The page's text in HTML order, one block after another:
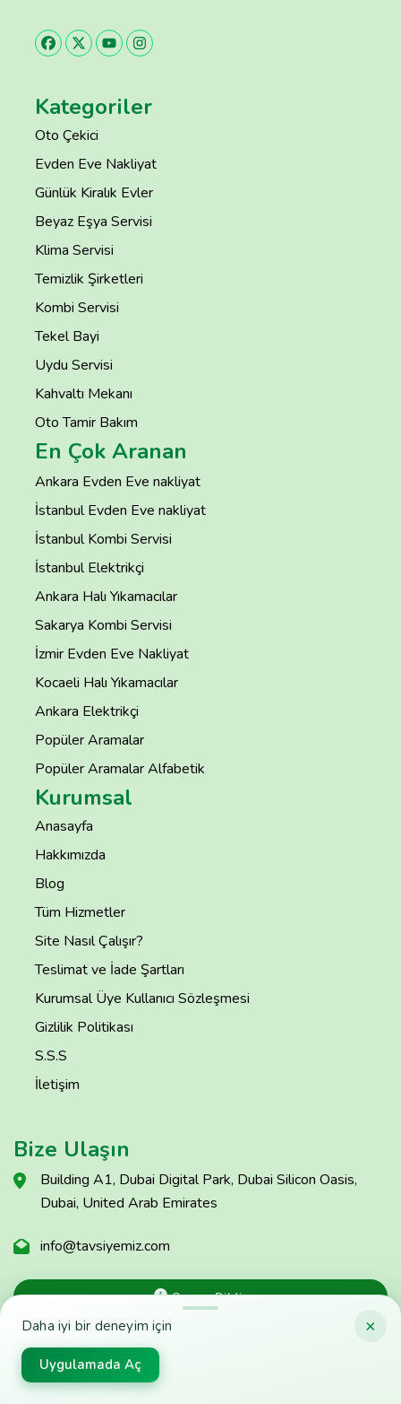
×
Daha iyi bir deneyim için
Uygulamada Aç
Kategoriler
Oto Çekici
Evden Eve Nakliyat
Günlük Kiralık Evler
Beyaz Eşya Servisi
Klima Servisi
Temizlik Şirketleri
Kombi Servisi
Tekel Bayi
Uydu Servisi
Kahvaltı Mekanı
Oto Tamir Bakım
En Çok Aranan
Ankara Evden Eve nakliyat
İstanbul Evden Eve nakliyat
İstanbul Kombi Servisi
İstanbul Elektrikçi
Ankara Halı Yıkamacılar
Sakarya Kombi Servisi
İzmir Evden Eve Nakliyat
Kocaeli Halı Yıkamacılar
Ankara Elektrikçi
Popüler Aramalar
Popüler Aramalar Alfabetik
Kurumsal
Anasayfa
Hakkımızda
Blog
Tüm Hizmetler
Site Nasıl Çalışır?
Teslimat ve İade Şartları
Kurumsal Üye Kullanıcı Sözleşmesi
Gizlilik Politikası
S.S.S
İletişim
Bize Ulaşın
Building A1, Dubai Digital Park, Dubai Silicon Oasis,
Dubai, United Arab Emirates
info@tavsiyemiz.com
Sorun Bildir
© Copyright Tavsiyemiz 2025 - Tavsiyemiz'e Kulak Ver